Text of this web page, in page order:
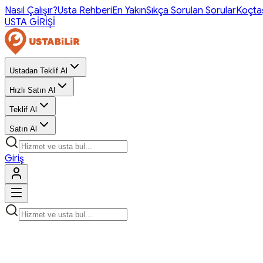
Nasıl Çalışır?Usta RehberiEn YakınSıkça Sorulan Sorular
USTA GİRİŞİ
Ustadan Teklif Al
Hızlı Satın Al
Teklif Al
Satın Al
Giriş